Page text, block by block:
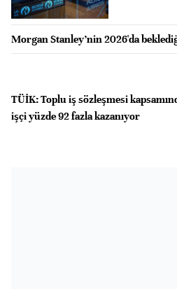
Morgan Stanley’nin 2026'da
TÜİK: Toplu iş sözleşmesi
işçi yüzde 92 fazla kazanıyor